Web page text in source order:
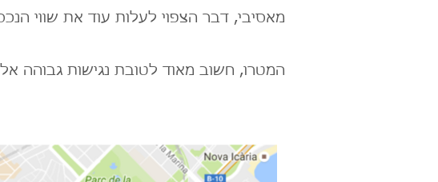
מאסיבי, דבר הצפוי לעלות עוד את שווי
המטרו, חשוב מאוד לטובת נגישות גבוהה